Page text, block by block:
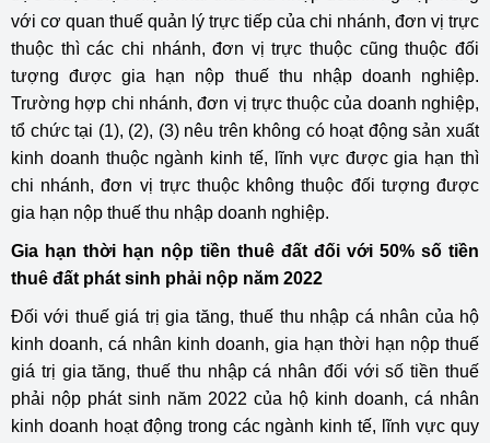
với cơ quan thuế quản lý trực tiếp của chi nhánh, đơn vị trực
thuộc thì các chi nhánh, đơn vị trực thuộc cũng thuộc đối
tượng được gia hạn nộp thuế thu nhập doanh nghiệp.
Trường hợp chi nhánh, đơn vị trực thuộc của doanh nghiệp,
tổ chức tại (1), (2), (3) nêu trên không có hoạt động sản xuất
kinh doanh thuộc ngành kinh tế, lĩnh vực được gia hạn thì
chi nhánh, đơn vị trực thuộc không thuộc đối tượng được
gia hạn nộp thuế thu nhập doanh nghiệp.
Gia hạn thời hạn nộp tiền thuê đất đối với 50% số tiền
thuê đất phát sinh phải nộp năm 2022
Đối với thuế giá trị gia tăng, thuế thu nhập cá nhân của hộ
kinh doanh, cá nhân kinh doanh, gia hạn thời hạn nộp thuế
giá trị gia tăng, thuế thu nhập cá nhân đối với số tiền thuế
phải nộp phát sinh năm 2022 của hộ kinh doanh, cá nhân
kinh doanh hoạt động trong các ngành kinh tế, lĩnh vực quy